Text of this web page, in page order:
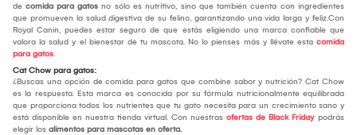
de comida para gatos no sólo es nutritivo, sino que también cuenta con ingredientes
que promueven la salud digestiva de su felino, garantizando una vida larga y feliz.Con
Royal Canin, puedes estar seguro de que estás eligiendo una marca confiable que
valora la salud y el bienestar de tu mascota. No lo pienses más y llévate esta comida
para gatos.
Cat Chow para gatos:
¿Buscas una opción de comida para gatos que combine sabor y nutrición? Cat Chow
es la respuesta. Esta marca es conocida por su fórmula nutricionalmente equilibrada
que proporciona todos los nutrientes que tu gato necesita para un crecimiento sano y
está disponible en nuestra tienda virtual. Con nuestras ofertas de Black Fridaypodrás
elegir los alimentos para mascotas en oferta.